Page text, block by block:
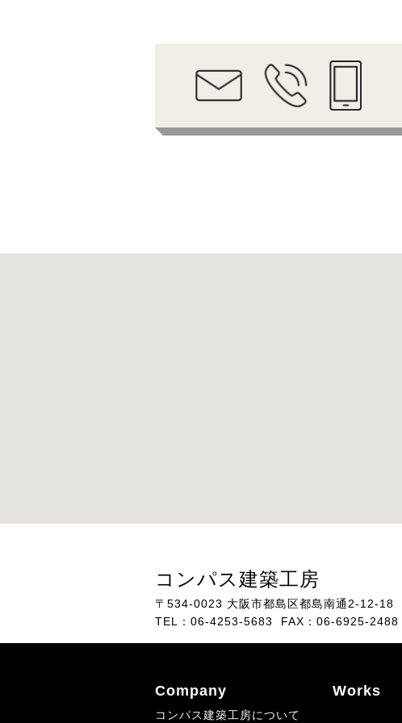
コンパス建築工房
〒534-0023 大阪市都島区都島南通2-12-18
TEL：06-4253-5683 FAX：06-6925-2488
Company
コンパス建築工房について
Works